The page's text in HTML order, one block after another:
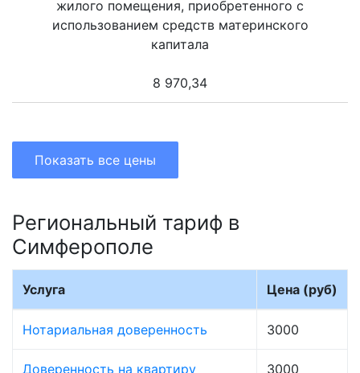
жилого помещения, приобретенного с
использованием средств материнского
капитала
8 970,34
Показать все цены
Региональный тариф в
Симферополе
Услуга Цена (руб)
Нотариальная доверенность 3000
Доверенность на квартиру 3000